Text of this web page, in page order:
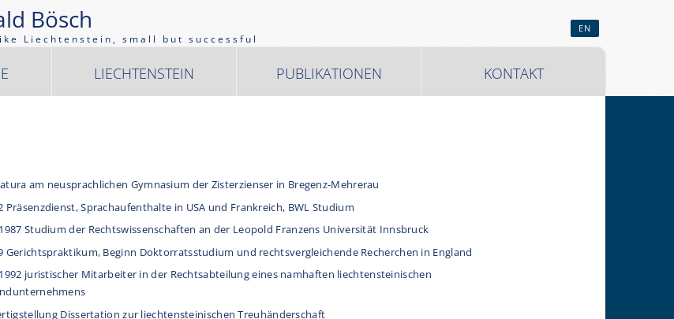
EN
Bösch
Liechtenstein, small but successful
LIECHTENSTEIN PUBLIKATIONEN KONTAKT
am neusprachlichen Gymnasium der Zisterzienser in Bregenz-Mehrerau
Präsenzdienst, Sprachaufenthalte in USA und Frankreich, BWL Studium
Studium der Rechtswissenschaften an der Leopold Franzens Universität Innsbruck
Gerichtspraktikum, Beginn Doktorratsstudium und rechtsvergleichende Recherchen in England
juristischer Mitarbeiter in der Rechtsabteilung eines namhaften liechtensteinischen
Dissertation zur liechtensteinischen Treuhänderschaft